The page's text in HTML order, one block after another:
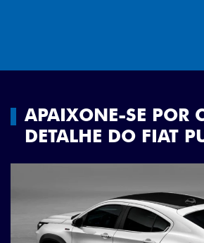
APAIXONE-SE POR
DETALHE DO FIAT